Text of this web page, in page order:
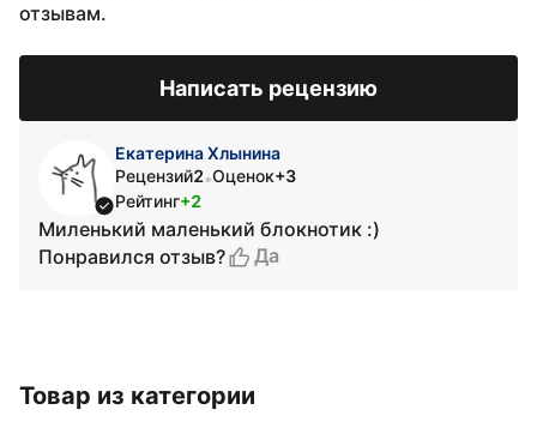
отзывам.
Написать рецензию
Екатерина Хлынина
Рецензий2•Оценок+3
Рейтинг+2
Миленький маленький блокнотик :)
Понравился отзыв?
Да
Товар из категории